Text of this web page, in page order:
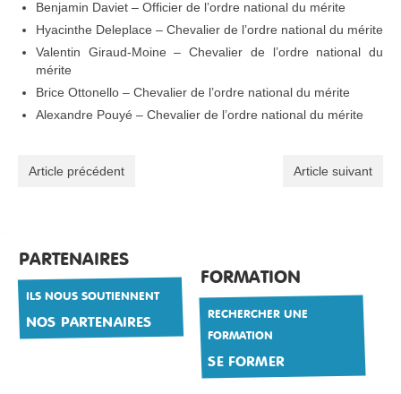
Benjamin Daviet – Officier de l’ordre national du mérite
Hyacinthe Deleplace – Chevalier de l’ordre national du mérite
Valentin Giraud-Moine – Chevalier de l’ordre national du
mérite
Brice Ottonello – Chevalier de l’ordre national du mérite
Alexandre Pouyé – Chevalier de l’ordre national du mérite
Article précédent Article suivant
PARTENAIRES
ILS NOUS SOUTIENNENT
NOS PARTENAIRES
FORMATION
RECHERCHER UNE
FORMATION
SE FORMER